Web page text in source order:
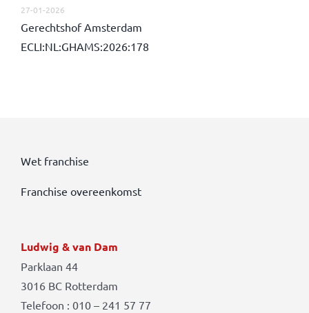
27-01-2026
Gerechtshof Amsterdam
ECLI:NL:GHAMS:2026:178
Wet franchise
Franchise overeenkomst
Ludwig & van Dam
Parklaan 44
3016 BC Rotterdam
Telefoon : 010 – 241 57 77